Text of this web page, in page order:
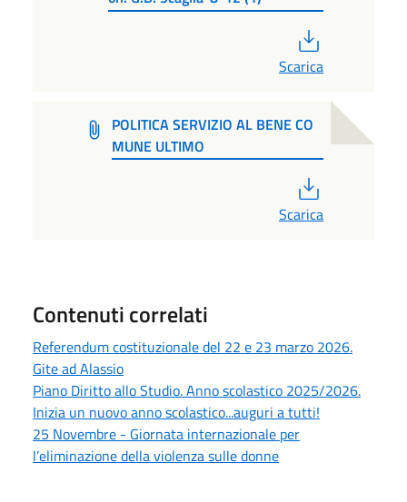
Scarica
POLITICA SERVIZIO AL BENE CO
MUNE ULTIMO
Scarica
Contenuti correlati
Referendum costituzionale del 22 e 23 marzo 2026.
Gite ad Alassio
Piano Diritto allo Studio. Anno scolastico 2025/2026.
Inizia un nuovo anno scolastico...auguri a tutti!
25 Novembre - Giornata internazionale per
l’eliminazione della violenza sulle donne